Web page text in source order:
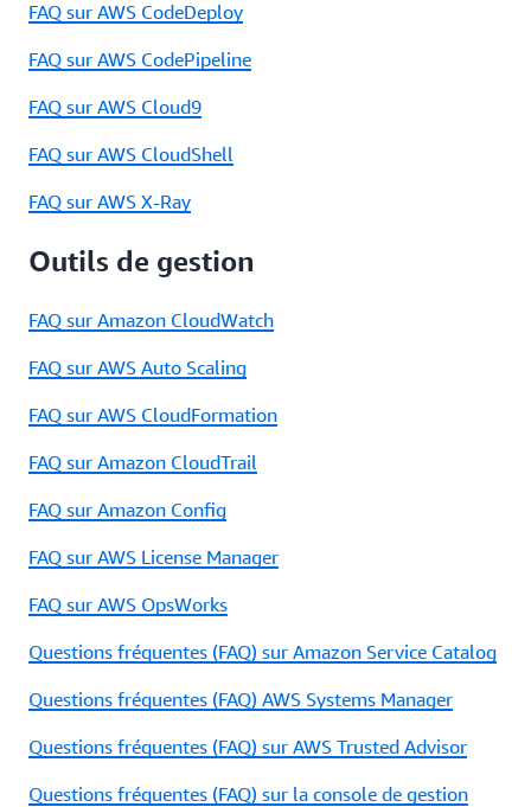
FAQ sur AWS CodeDeploy
FAQ sur AWS CodePipeline
FAQ sur AWS Cloud9
FAQ sur AWS CloudShell
FAQ sur AWS X-Ray
Outils de gestion
FAQ sur Amazon CloudWatch
FAQ sur AWS Auto Scaling
FAQ sur AWS CloudFormation
FAQ sur Amazon CloudTrail
FAQ sur Amazon Config
FAQ sur AWS License Manager
FAQ sur AWS OpsWorks
Questions fréquentes (FAQ) sur Amazon Service Catalog
Questions fréquentes (FAQ) AWS Systems Manager
Questions fréquentes (FAQ) sur AWS Trusted Advisor
Questions fréquentes (FAQ) sur la console de gestion